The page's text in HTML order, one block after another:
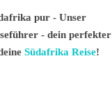
pur - Unser
- dein perfekter
Südafrika Reise!